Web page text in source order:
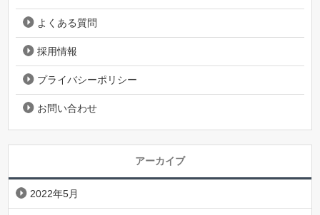
よくある質問
採用情報
プライバシーポリシー
お問い合わせ
アーカイブ
2022年5月